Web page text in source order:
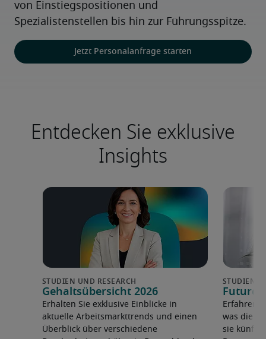
von Einstiegspositionen und
Spezialistenstellen bis hin zur Führungsspitze.
Jetzt Personalanfrage starten
Entdecken Sie exklusive
Insights
Gehaltsübersicht 2026
Erhalten Sie exklusive Einblicke in
aktuelle Arbeitsmarkttrends und einen
Überblick über verschiedene
Future
Erfahren
was die
sie